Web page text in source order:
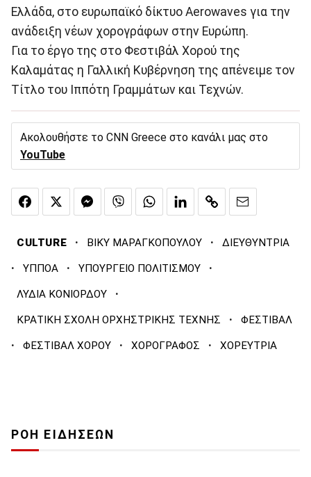
Ελλάδα, στο ευρωπαϊκό δίκτυο Aerowaves για την
ανάδειξη νέων χορογράφων στην Ευρώπη.
Για το έργο της στο Φεστιβάλ Χορού της
Καλαμάτας η Γαλλική Κυβέρνηση της απένειμε τον
Τίτλο του Ιππότη Γραμμάτων και Τεχνών.
Ακολουθήστε το CNN Greece στο κανάλι μας στο
YouTube
CULTURE · ΒΙΚΥ ΜΑΡΑΓΚΟΠΟΥΛΟΥ · ΔΙΕΥΘΥΝΤΡΙΑ
· ΥΠΠΟΑ · ΥΠΟΥΡΓΕΙΟ ΠΟΛΙΤΙΣΜΟΥ ·
ΛΥΔΙΑ ΚΟΝΙΟΡΔΟΥ ·
ΚΡΑΤΙΚΗ ΣΧΟΛΗ ΟΡΧΗΣΤΡΙΚΗΣ ΤΕΧΝΗΣ · ΦΕΣΤΙΒΑΛ
· ΦΕΣΤΙΒΑΛ ΧΟΡΟΥ · ΧΟΡΟΓΡΑΦΟΣ · ΧΟΡΕΥΤΡΙΑ
ΡΟΗ ΕΙΔΗΣΕΩΝ